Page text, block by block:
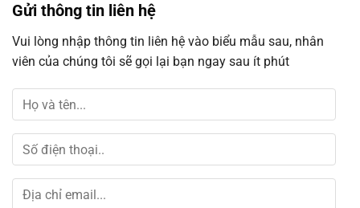
Gửi thông tin liên hệ
Vui lòng nhập thông tin liên hệ vào biểu mẫu sau, nhân
viên của chúng tôi sẽ gọi lại bạn ngay sau ít phút